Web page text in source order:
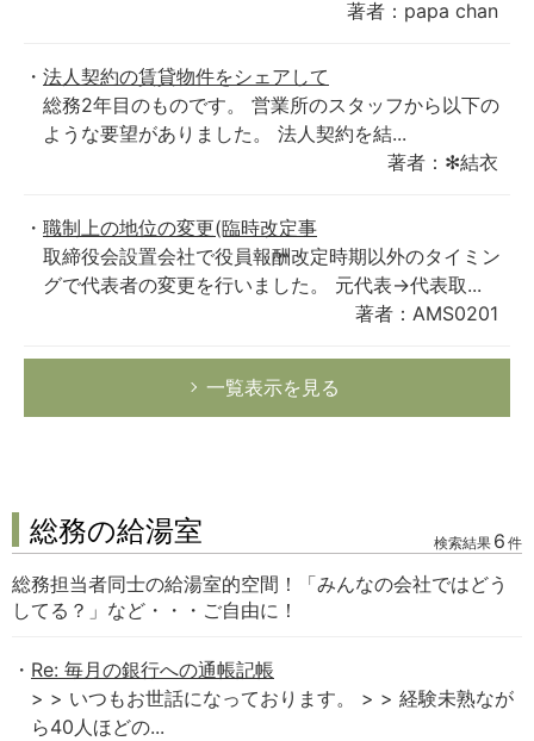
著者：papa chan
法人契約の賃貸物件をシェアして
総務2年目のものです。 営業所のスタッフから以下の
ような要望がありました。 法人契約を結...
著者：✻結衣
職制上の地位の変更(臨時改定事
取締役会設置会社で役員報酬改定時期以外のタイミン
グで代表者の変更を行いました。 元代表→代表取...
著者：AMS0201
一覧表示を見る
総務の給湯室 検索結果 6 件
総務担当者同士の給湯室的空間！「みんなの会社ではどう
してる？」など・・・ご自由に！
Re: 毎月の銀行への通帳記帳
> > いつもお世話になっております。 > > 経験未熟なが
ら40人ほどの...